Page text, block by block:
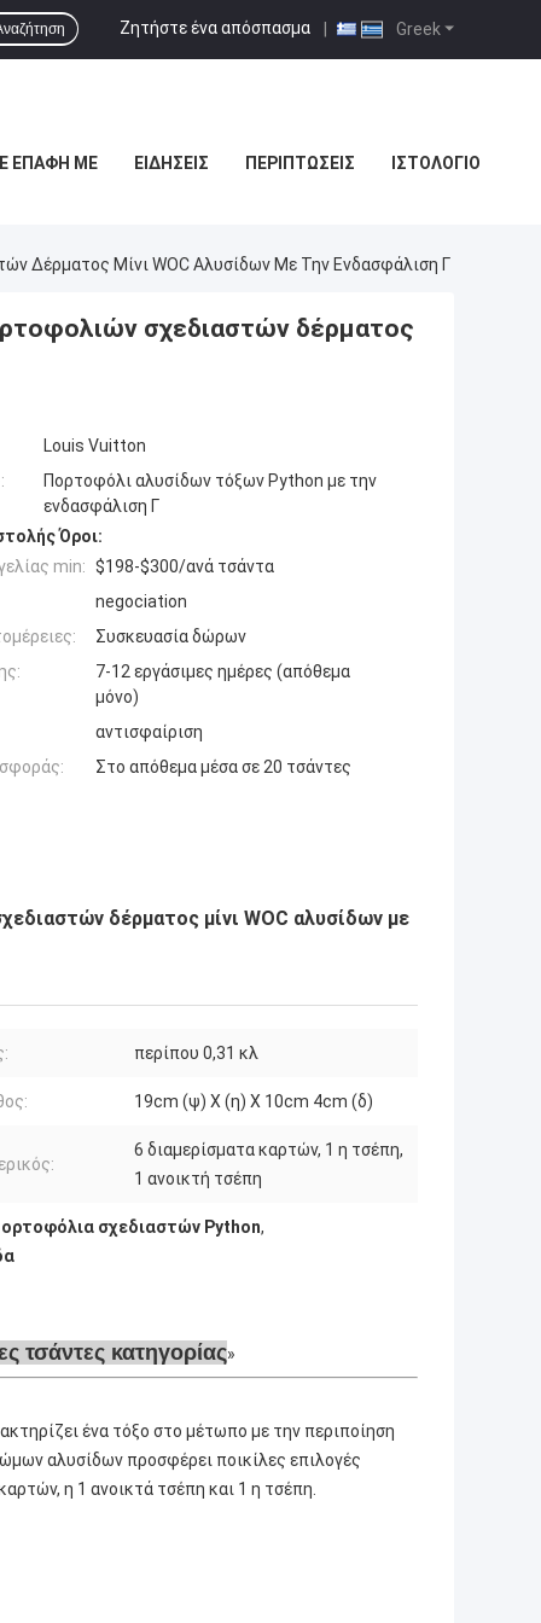
Greek
Ζητήστε ένα απόσπασμα |
ΕΠΑΦΉ ΜΕ ΕΙΔΉΣΕΙΣ ΠΕΡΙΠΤΏΣΕΙΣ ΙΣΤΟΛΌΓΙΟ
Δέρματος Μίνι WOC Αλυσίδων Με Την Ενδασφάλιση Γ
σχεδιαστών δέρματος
Louis Vuitton
Πορτοφόλι αλυσίδων τόξων Python με την
ενδασφάλιση Γ
Όροι:
min: $198-$300/ανά τσάντα
negociation
Συσκευασία δώρων
7-12 εργάσιμες ημέρες (απόθεμα
μόνο)
αντισφαίριση
Στο απόθεμα μέσα σε 20 τσάντες
δέρματος μίνι WOC αλυσίδων με
περίπου 0,31 κλ
19cm (ψ) Χ (η) Χ 10cm 4cm (δ)
6 διαμερίσματα καρτών, 1 η τσέπη,
1 ανοικτή τσέπη
σχεδιαστών Python,
τσάντες κατηγορίας
ένα τόξο στο μέτωπο με την περιποίηση
αλυσίδων προσφέρει ποικίλες επιλογές
η 1 ανοικτά τσέπη και 1 η τσέπη.